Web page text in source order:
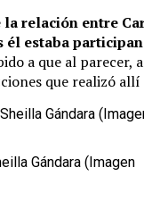
la relación entre
estaba
a que al parecer,
que realizó allí
Gándara (Imagen